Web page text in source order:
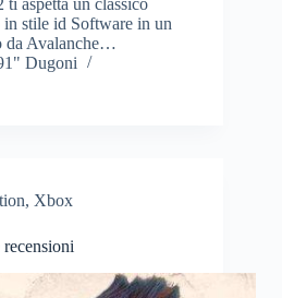
aspetta un classico
in stile id Software in un
da Avalanche…
Dugoni
, Xbox